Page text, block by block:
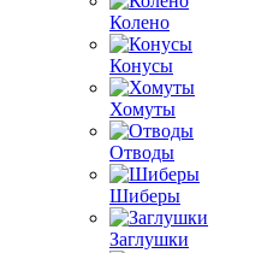
Колено
Конусы
Хомуты
Отводы
Шиберы
Заглушки